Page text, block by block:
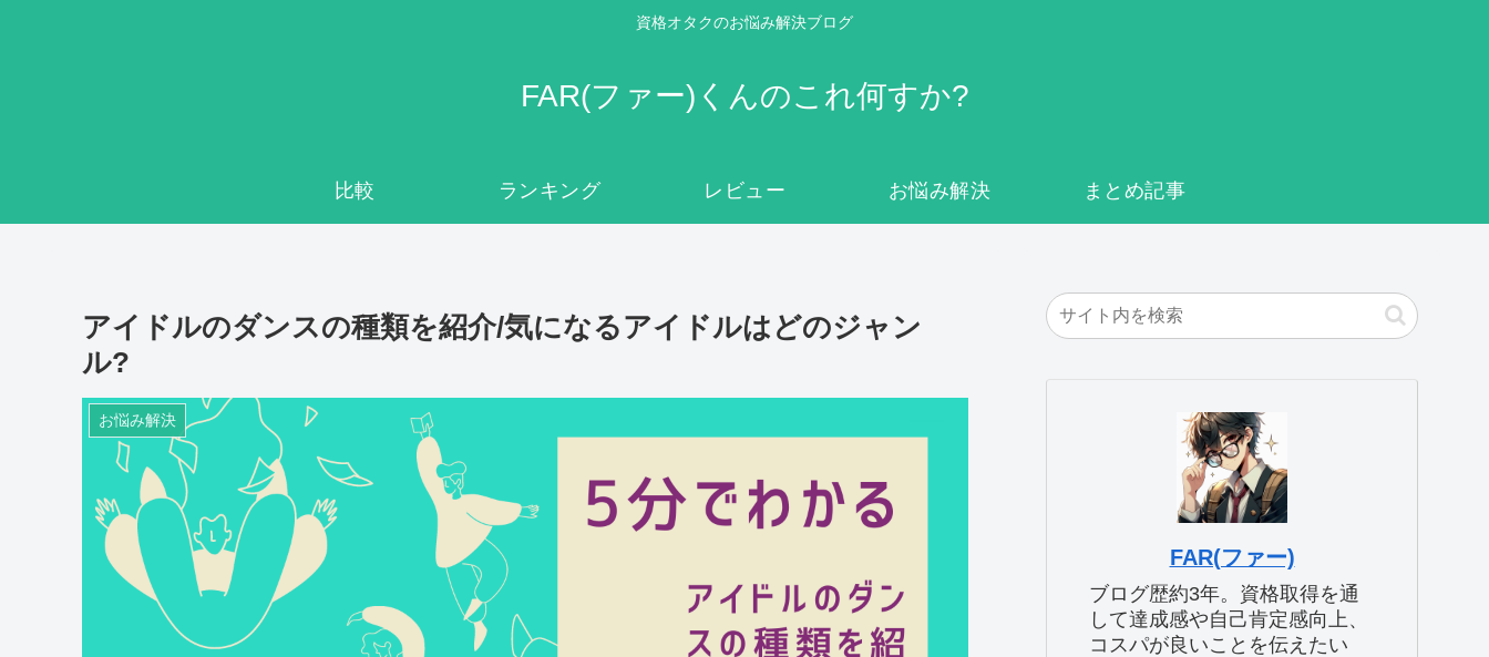
資格オタクのお悩み解決ブログ
FAR(ファー)くんのこれ何すか?
比較 ランキング レビュー お悩み解決 まとめ記事
アイドルのダンスの種類を紹介/気になるアイドルはどのジャン
ル?
お悩み解決
FAR(ファー)
ブログ歴約3年。資格取得を通
して達成感や自己肯定感向上、
コスパが良いことを伝えたい